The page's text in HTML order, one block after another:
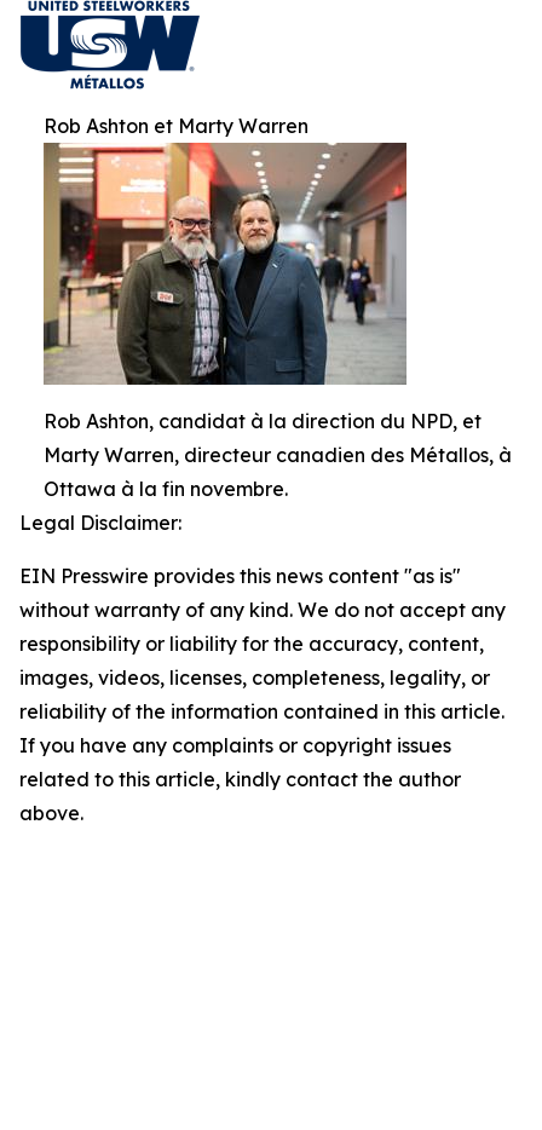
Rob Ashton et Marty Warren
Rob Ashton, candidat à la direction du NPD, et
Marty Warren, directeur canadien des Métallos, à
Ottawa à la fin novembre.
Legal Disclaimer:
EIN Presswire provides this news content "as is"
without warranty of any kind. We do not accept any
responsibility or liability for the accuracy, content,
images, videos, licenses, completeness, legality, or
reliability of the information contained in this article.
If you have any complaints or copyright issues
related to this article, kindly contact the author
above.